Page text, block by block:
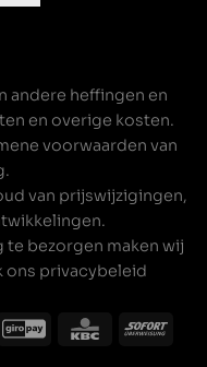
andere heffingen en
en overige kosten.
voorwaarden van
van prijswijzigingen,
te bezorgen maken wij
ons privacybeleid